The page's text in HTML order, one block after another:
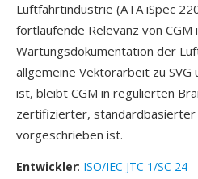
Luftfahrtindustrie (ATA iSpec
fortlaufende Relevanz von CGM
Wartungsdokumentation der
allgemeine Vektorarbeit zu SVG
ist, bleibt CGM in regulierten
zertifizierter, standardbasierter
vorgeschrieben ist.
Entwickler: ISO/IEC JTC 1/SC 24